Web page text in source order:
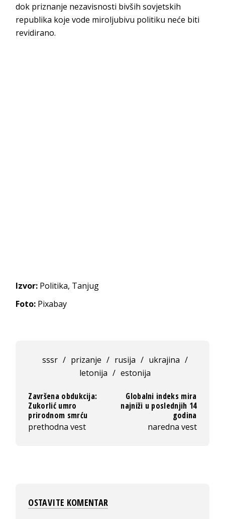
dok priznanje nezavisnosti bivših sovjetskih
republika koje vode miroljubivu politiku neće biti
revidirano.
Izvor: Politika, Tanjug
Foto: Pixabay
sssr / prizanje / rusija / ukrajina /
letonija / estonija
Završena obdukcija:
Zukorlić umro
prirodnom smrću
prethodna vest
Globalni indeks mira
najniži u poslednjih 14
godina
naredna vest
OSTAVITE KOMENTAR